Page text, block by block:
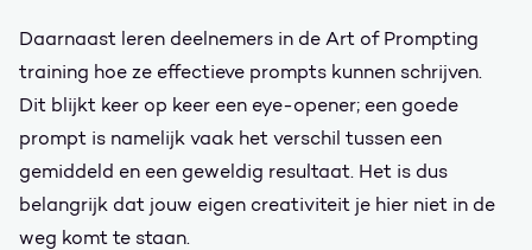
Daarnaast leren deelnemers in de Art of Prompting
training hoe ze effectieve prompts kunnen schrijven.
Dit blijkt keer op keer een eye-opener; een goede
prompt is namelijk vaak het verschil tussen een
gemiddeld en een geweldig resultaat. Het is dus
belangrijk dat jouw eigen creativiteit je hier niet in de
weg komt te staan.